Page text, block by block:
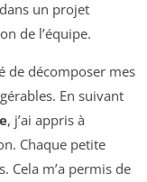
un projet
de l’équipe.
de décomposer mes
En suivant
, j’ai appris à
Chaque petite
Cela m’a permis de